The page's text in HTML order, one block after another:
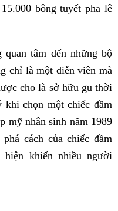
bông tuyết pha lê
tâm đến những bộ
chỉ là một diễn viên mà
cho là sở hữu gu thời
khi chọn một chiếc đầm
mỹ nhân sinh năm 1989
cách của chiếc đầm
khiến nhiều người